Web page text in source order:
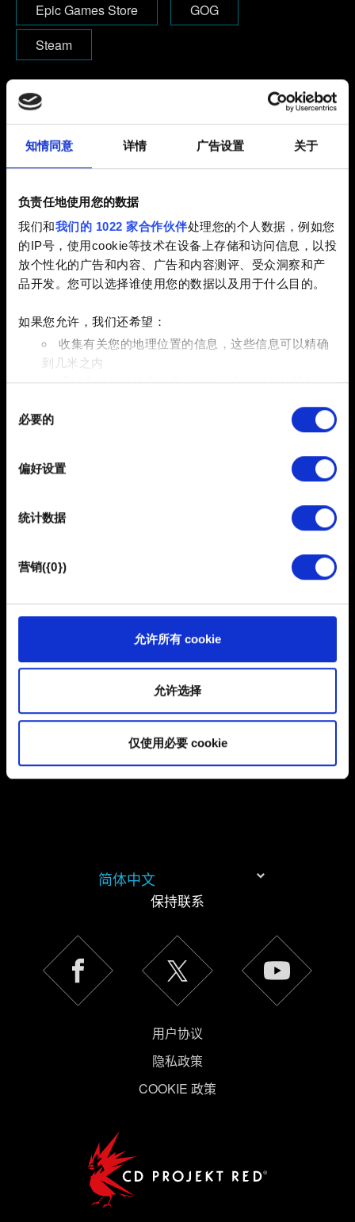
知情同意 详情 广告设置 关于
负责任地使用您的数据
我们和我们的 1022 家合作伙伴处理您的个人数据，例如您
的IP号，使用cookie等技术在设备上存储和访问信息，以投
放个性化的广告和内容、广告和内容测评、受众洞察和产
品开发。您可以选择谁使用您的数据以及用于什么目的。
如果您允许，我们还希望：
收集有关您的地理位置的信息，这些信息可以精确
到几米之内
通过主动扫描特定特征（指纹）来识别您的设备
查找有关您的个人数据如何处理的更多信息，
并设置您的首选项。您可随时从Cookie声明中更改或撤回
部分需要使用 Cookies 的是为了让网站功能可用，而另一
馈，以便网站将更好地服务于您。例如帮助我们在社交媒
也可能与我们的合作伙伴分享我们的 Cookie 片段。但是，
使用所有这些非强制性的 Cookie 都需要提前获取您的许
您可以在下面的"设置"菜单中找到有关我们使用 Cookie 的
其中的内容并准备好继续，请点击"确定"。
必要的
偏好设置
统计数据
营销({0})
允许所有 cookie
允许选择
仅使用必要 cookie
Epic Games Store
GOG
Steam
版本
版本号可以在启动游戏后的主菜单右上角找到。 1.63及以下：
2.31 (最新) 2.3
1.63
其他
电子邮件（请不要输入错别字！）
问题的简短描述
0/20
添加文件
您可以在报告中附带文件。比如图形问题的截图。限制大小：
有关个人数据的信息
简体中文
保持联系
用户协议
隐私政策
COOKIE 政策